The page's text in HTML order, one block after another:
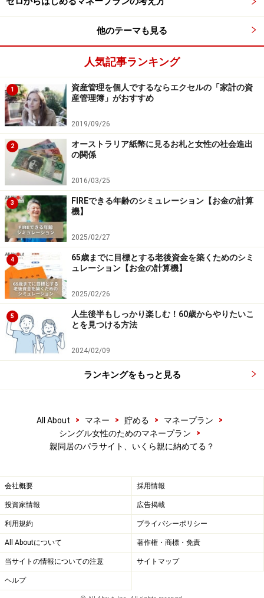
などについて当社は一切の責任を負いません。
最新の情報や詳細については、必ず各金融機関やサービス提供者
の公式情報をご確認ください。
1/2
他のテーマも見る
人気記事ランキング
1
資産管理を個人でするならエクセルの「家計の資
産管理簿」がおすすめ
2019/09/26
2
オーストラリア紙幣に見るお札と女性の社会進出
の関係
2016/03/25
3
FIREできる年齢のシミュレーション【お金の計算
機】
2025/02/27
4
65歳までに目標とする老後資金を築くためのシミ
ュレーション【お金の計算機】
2025/02/26
5
人生後半もしっかり楽しむ！60歳からやりたいこ
とを見つける方法
2024/02/09
ランキングをもっと見る
All About > マネー > 貯める > マネープラン
>
シングル女性のためのマネープラン
>
親同居のパラサイト、いくら親に納めてる？
会社概要 採用情報
投資家情報 広告掲載
利用規約 プライバシーポリシー
All Aboutについて 著作権・商標・免責
当サイトの情報についての注意 サイトマップ
ヘルプ